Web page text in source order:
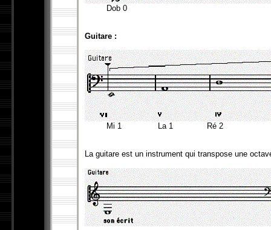
Dob 0 Lab
Guitare :
Mi 1 La 1 Ré 2
La guitare est un instrument qui transpose une